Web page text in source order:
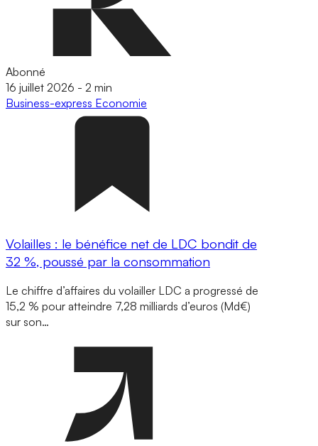
Abonné
16 juillet 2026 - 2 min
Business-express Economie
Volailles : le bénéfice net de LDC bondit de
32 %, poussé par la consommation
Le chiffre d’affaires du volailler LDC a progressé de
15,2 % pour atteindre 7,28 milliards d’euros (Md€)
sur son…